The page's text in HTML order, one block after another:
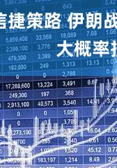
指 14311.01